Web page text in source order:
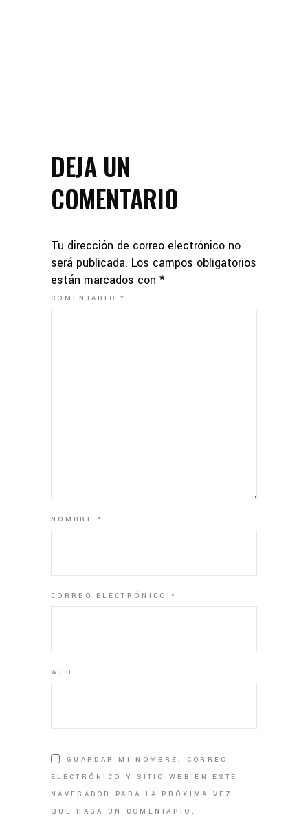
DEJA UN
COMENTARIO
Tu dirección de correo electrónico no
será publicada. Los campos obligatorios
están marcados con *
COMENTARIO*
NOMBRE*
CORREO ELECTRÓNICO *
WEB
GUARDAR MI NOMBRE, CORREO
ELECTRÓNICO Y SITIO WEB EN ESTE
NAVEGADOR PARA LA PRÓXIMA VEZ
QUE HAGA UN COMENTARIO.